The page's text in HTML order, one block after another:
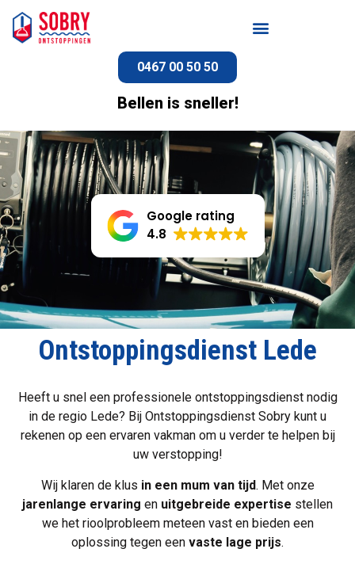
0467 00 50 50
Bellen is sneller!
Google rating
4.8
Ontstoppingsdienst Lede
Heeft u snel een professionele ontstoppingsdienst nodig
in de regio Lede? Bij Ontstoppingsdienst Sobry kunt u
rekenen op een ervaren vakman om u verder te helpen bij
uw verstopping!
Wij klaren de klus in een mum van tijd. Met onze
jarenlange ervaring en uitgebreide expertise stellen
we het rioolprobleem meteen vast en bieden een
oplossing tegen een vaste lage prijs.